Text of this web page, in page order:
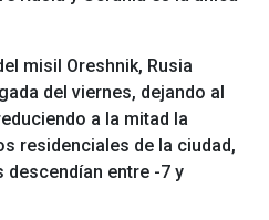
misil Oreshnik, Rusia
del viernes, dejando al
a la mitad la
residenciales de la ciudad,
descendían entre -7 y